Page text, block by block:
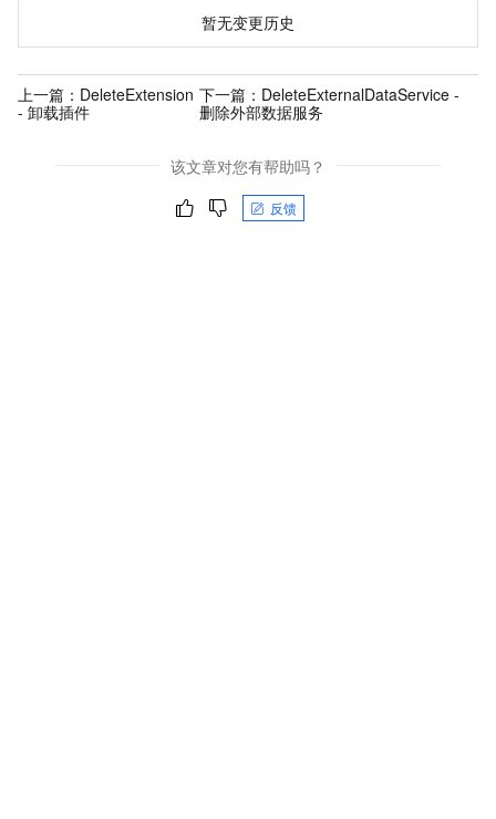
暂无变更历史
上一篇： DeleteExtension
- 卸载插件
下一篇： DeleteExternalDataService -
删除外部数据服务
该文章对您有帮助吗？
反馈